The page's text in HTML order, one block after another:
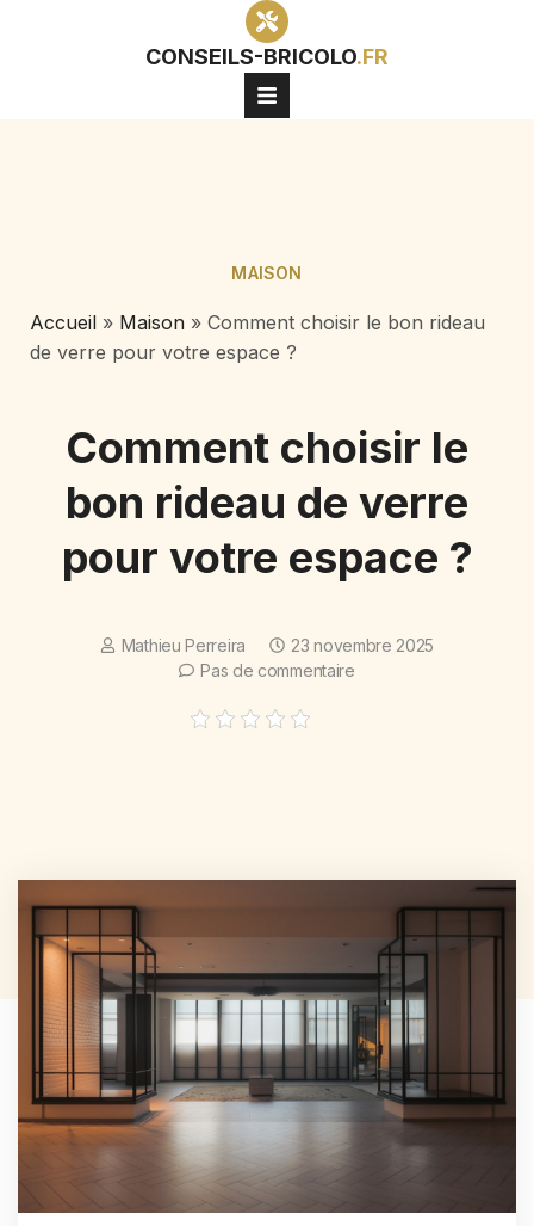
CONSEILS-BRICOLO.FR
MAISON
Accueil » Maison » Comment choisir le bon rideau
de verre pour votre espace ?
Comment choisir le
bon rideau de verre
pour votre espace ?
Mathieu Perreira
23 novembre 2025
Pas de commentaire